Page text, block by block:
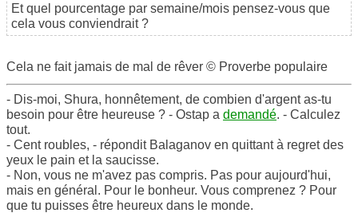
Et quel pourcentage par semaine/mois pensez-vous que
cela vous conviendrait ?
Cela ne fait jamais de mal de rêver © Proverbe populaire
- Dis-moi, Shura, honnêtement, de combien d'argent as-tu
besoin pour être heureuse ? - Ostap a demandé. - Calculez
tout.
- Cent roubles, - répondit Balaganov en quittant à regret des
yeux le pain et la saucisse.
- Non, vous ne m'avez pas compris. Pas pour aujourd'hui,
mais en général. Pour le bonheur. Vous comprenez ? Pour
que tu puisses être heureux dans le monde.